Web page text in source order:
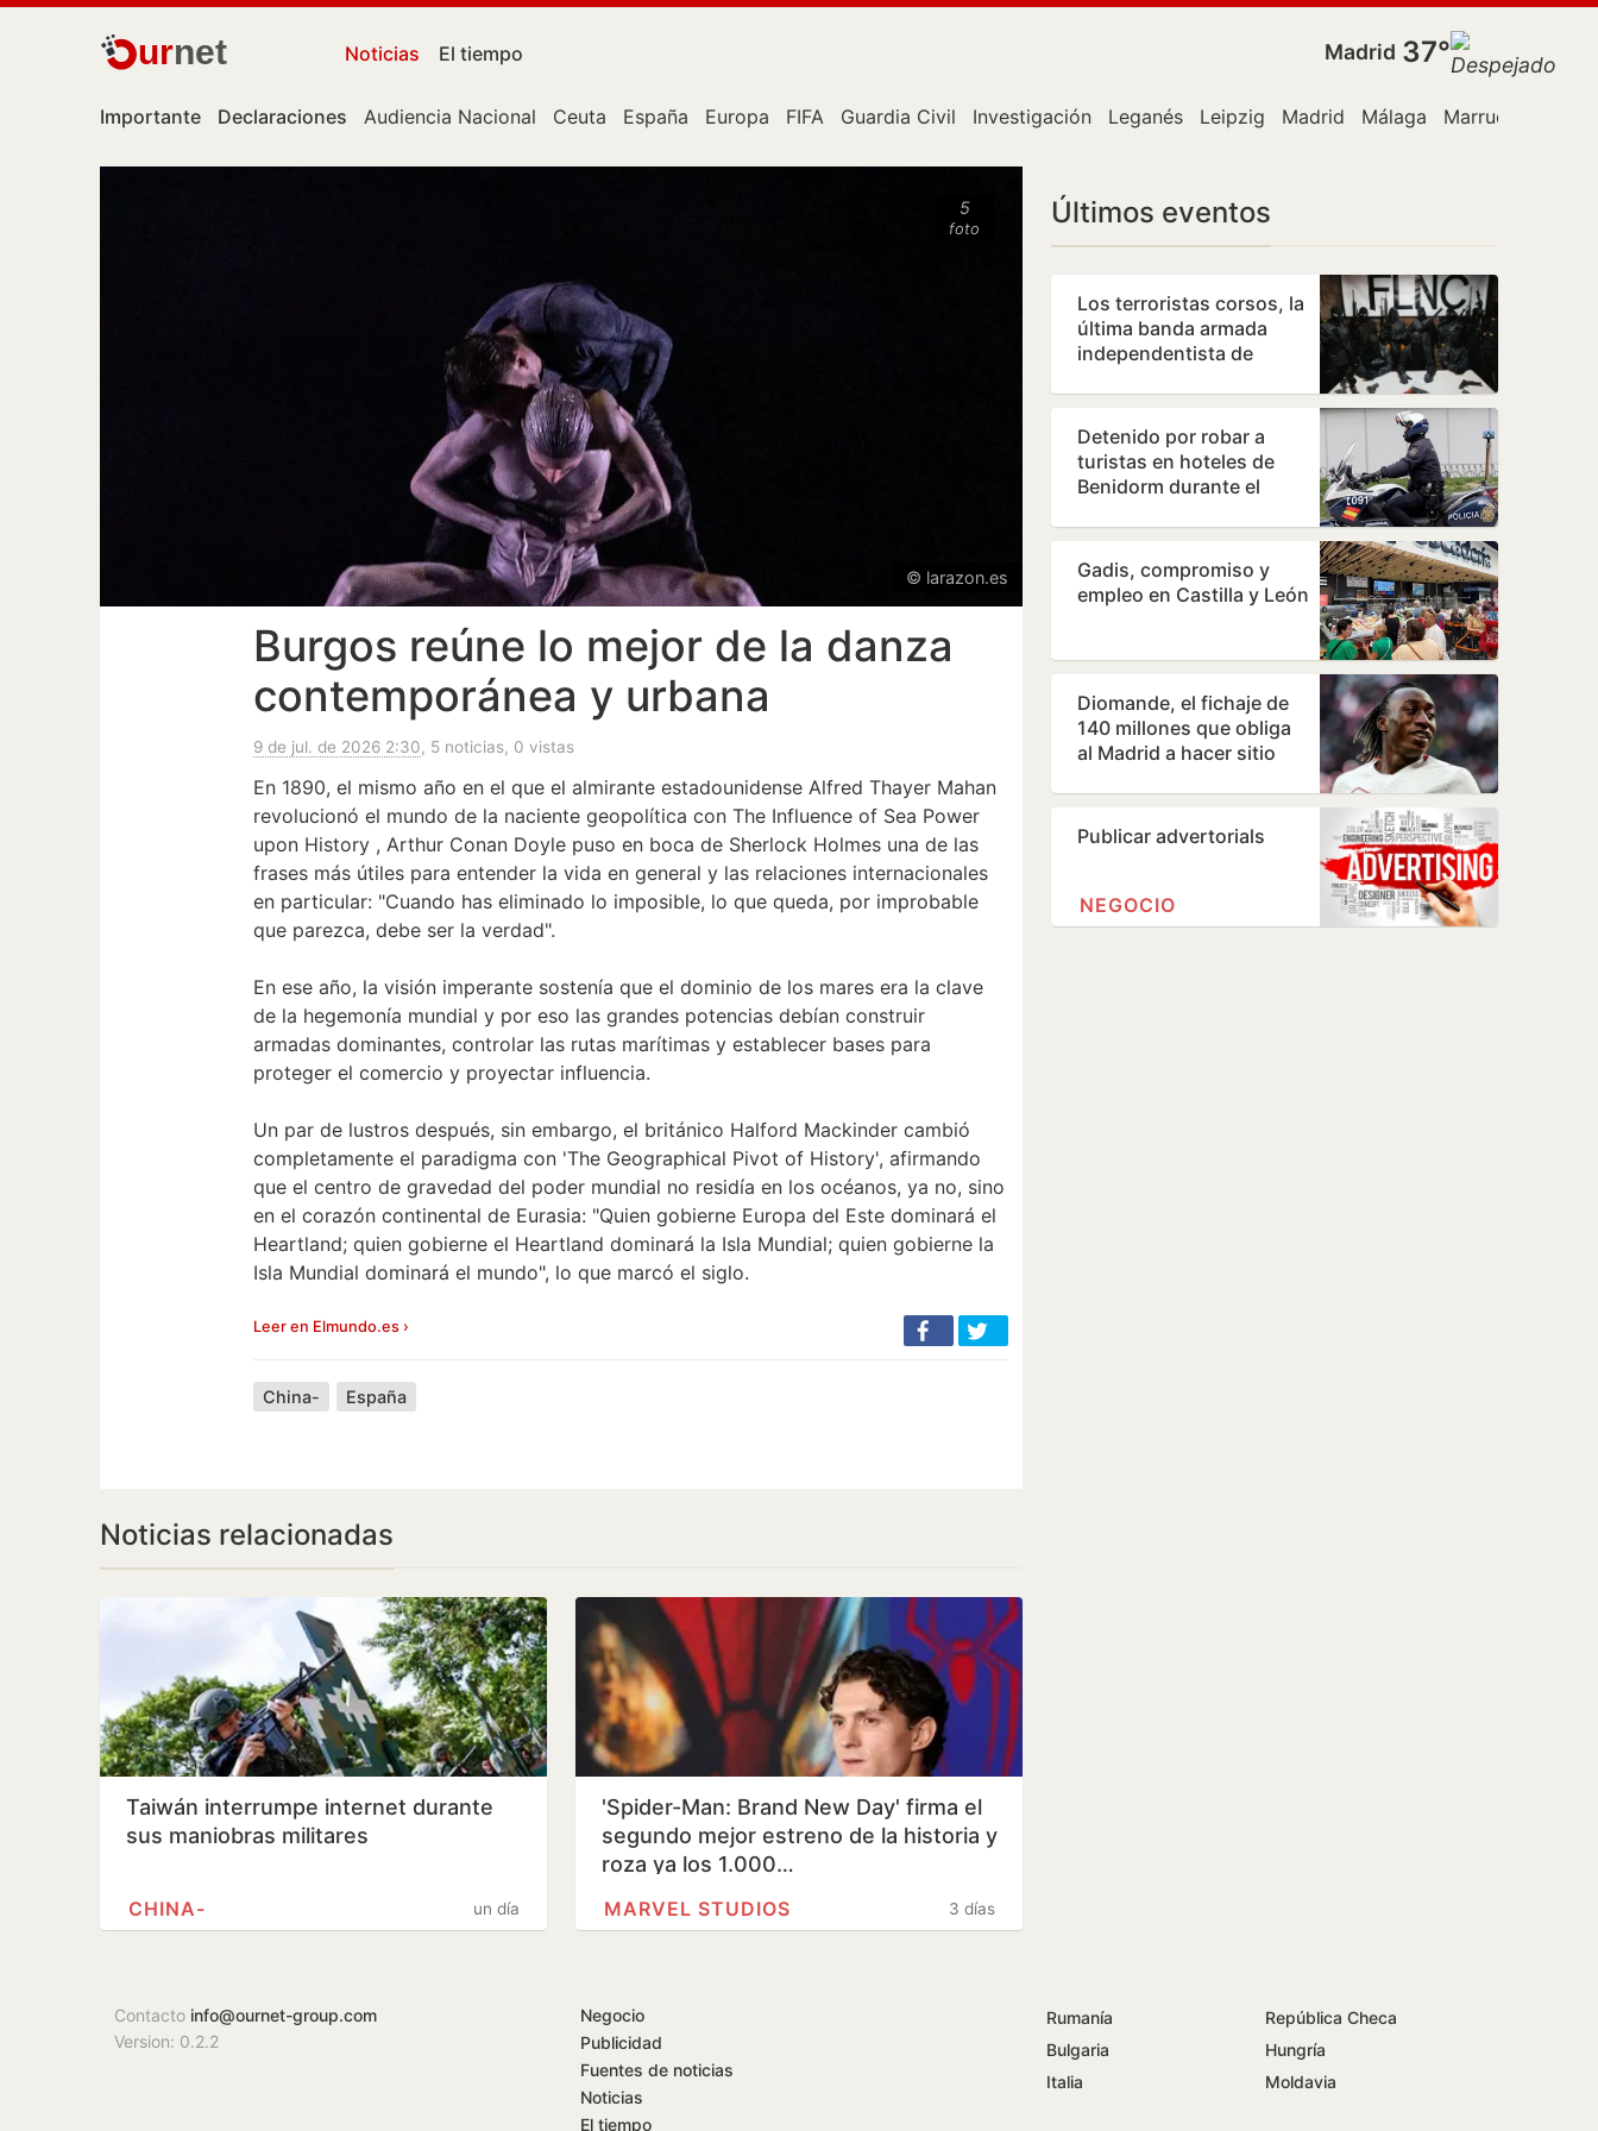
urnet Noticias El tiempo Madrid 37°
Importante Declaraciones Audiencia Nacional Ceuta España Europa FIFA Guardia Civil Investigación Leganés Leipzig Madrid Málaga Marruecos
5
foto
© larazon.es
Burgos reúne lo mejor de la danza
contemporánea y urbana
9 de jul. de 2026 2:30, 5 noticias, 0 vistas
En 1890, el mismo año en el que el almirante estadounidense Alfred Thayer Mahan
revolucionó el mundo de la naciente geopolítica con The Influence of Sea Power
upon History , Arthur Conan Doyle puso en boca de Sherlock Holmes una de las
frases más útiles para entender la vida en general y las relaciones internacionales
en particular: "Cuando has eliminado lo imposible, lo que queda, por improbable
que parezca, debe ser la verdad".
En ese año, la visión imperante sostenía que el dominio de los mares era la clave
de la hegemonía mundial y por eso las grandes potencias debían construir
armadas dominantes, controlar las rutas marítimas y establecer bases para
proteger el comercio y proyectar influencia.
Un par de lustros después, sin embargo, el británico Halford Mackinder cambió
completamente el paradigma con 'The Geographical Pivot of History', afirmando
que el centro de gravedad del poder mundial no residía en los océanos, ya no, sino
en el corazón continental de Eurasia: "Quien gobierne Europa del Este dominará el
Heartland; quien gobierne el Heartland dominará la Isla Mundial; quien gobierne la
Isla Mundial dominará el mundo", lo que marcó el siglo.
Leer en Elmundo.es ›
China- España
Noticias relacionadas
Taiwán interrumpe internet durante
sus maniobras militares
un día
CHINA-
'Spider-Man: Brand New Day' firma el
segundo mejor estreno de la historia y
roza ya los 1.000…
3 días
MARVEL STUDIOS
Últimos eventos
Los terroristas corsos, la
última banda armada
independentista de
guerra a los…
Detenido por robar a
turistas en hoteles de
Benidorm durante el
Gadis, compromiso y
empleo en Castilla y León
Diomande, el fichaje de
140 millones que obliga
al Madrid a hacer sitio
Publicar advertorials
NEGOCIO
Contacto info@ournet-group.com
Version: 0.2.2
Negocio
Publicidad
Fuentes de noticias
Noticias
El tiempo
Rumanía
República Checa
Bulgaria
Hungría
Italia
Moldavia